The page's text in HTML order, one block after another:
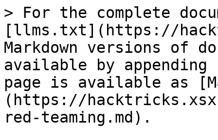
> For the complete
[llms.txt](https://
Markdown versions of
available by
page is available as
(https://
red-teaming.md).